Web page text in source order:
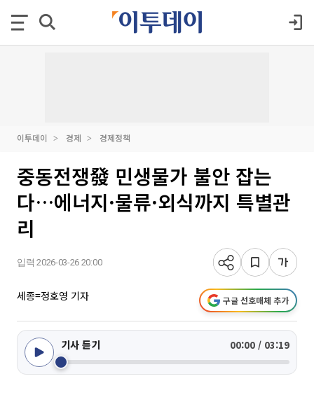
이투데이 경제 경제정책
중동전쟁發 민생물가 불안 잡는
다…에너지·물류·외식까지 특별관
리
입력 2026-03-26 20:00
세종=정호영 기자 구글 선호매체 추가
기사 듣기 00:00 / 03:19